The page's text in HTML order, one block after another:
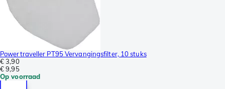
Powertraveller PT95 Vervangingsfilter, 10 stuks
€ 3,90
€ 9,95
Op voorraad